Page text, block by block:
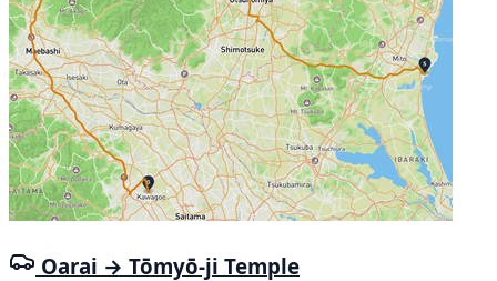
Oarai → Tōmyō-ji Temple